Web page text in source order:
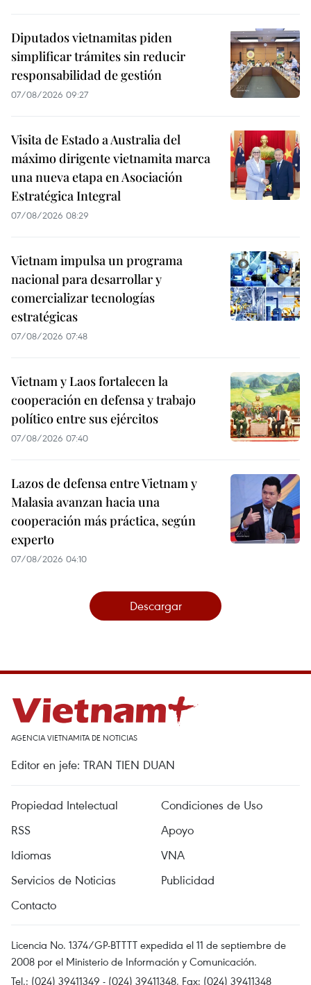
Diputados vietnamitas piden
simplificar trámites sin reducir
responsabilidad de gestión
07/08/2026 09:27
Visita de Estado a Australia del
máximo dirigente vietnamita marca
una nueva etapa en Asociación
Estratégica Integral
07/08/2026 08:29
Vietnam impulsa un programa
nacional para desarrollar y
comercializar tecnologías
estratégicas
07/08/2026 07:48
Vietnam y Laos fortalecen la
cooperación en defensa y trabajo
político entre sus ejércitos
07/08/2026 07:40
Lazos de defensa entre Vietnam y
Malasia avanzan hacia una
cooperación más práctica, según
experto
07/08/2026 04:10
Descargar
AGENCIA VIETNAMITA DE NOTICIAS
Editor en jefe: TRAN TIEN DUAN
Propiedad Intelectual
Condiciones de Uso
RSS
Apoyo
Idiomas
VNA
Servicios de Noticias
Publicidad
Contacto
Licencia No. 1374/GP-BTTTT expedida el 11 de septiembre de
2008 por el Ministerio de Información y Comunicación.
Tel.: (024) 39411349 - (024) 39411348, Fax: (024) 39411348